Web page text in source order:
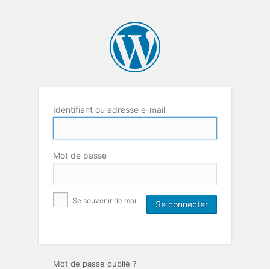
Identifiant ou adresse e-mail
Mot de passe
Se souvenir de moi
Mot de passe oublié ?